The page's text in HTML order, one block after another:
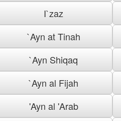
I`zaz
`Ayn at Tinah
`Ayn Shiqaq
`Ayn al Fijah
'Ayn al 'Arab